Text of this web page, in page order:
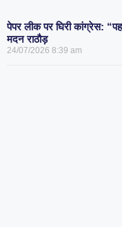
पेपर लीक पर घिरी कांग्रेस:
मदन राठौड़
24/07/2026 8:39 am